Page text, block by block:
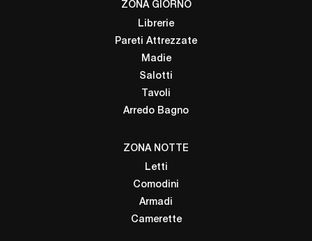
ZONA GIORNO
Librerie
Pareti Attrezzate
Madie
Salotti
Tavoli
Arredo Bagno
ZONA NOTTE
Letti
Comodini
Armadi
Camerette